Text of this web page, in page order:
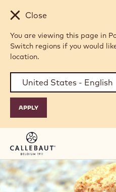
Skip to main content
Close
You are viewing this page in
Switch regions if you would
location.